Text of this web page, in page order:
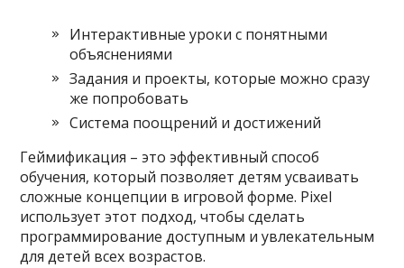
Интерактивные уроки с понятными
объяснениями
Задания и проекты, которые можно сразу
же попробовать
Система поощрений и достижений
Геймификация – это эффективный способ
обучения, который позволяет детям усваивать
сложные концепции в игровой форме. Pixel
использует этот подход, чтобы сделать
программирование доступным и увлекательным
для детей всех возрастов.